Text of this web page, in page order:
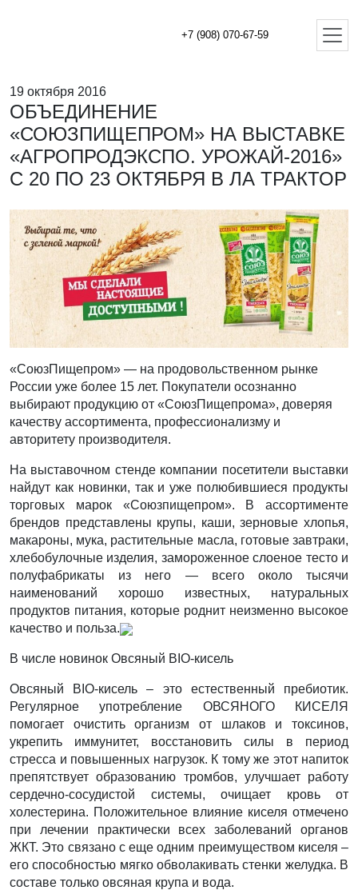
+7 (908) 070-67-59
19 октября 2016
ОБЪЕДИНЕНИЕ
«СОЮЗПИЩЕПРОМ» НА ВЫСТАВКЕ
«АГРОПРОДЭКСПО. УРОЖАЙ-2016»
С 20 ПО 23 ОКТЯБРЯ В ЛА ТРАКТОР
«СоюзПищепром» — на продовольственном рынке
России уже более 15 лет. Покупатели осознанно
выбирают продукцию от «СоюзПищепрома», доверяя
качеству ассортимента, профессионализму и
авторитету производителя.
На выставочном стенде компании посетители выставки
найдут как новинки, так и уже полюбившиеся продукты
торговых марок «Союзпищепром». В ассортименте
брендов представлены крупы, каши, зерновые хлопья,
макароны, мука, растительные масла, готовые завтраки,
хлебобулочные изделия, замороженное слоеное тесто и
полуфабрикаты из него — всего около тысячи
наименований хорошо известных, натуральных
продуктов питания, которые роднит неизменно высокое
качество и польза.
В числе новинок Овсяный BIO-кисель
Овсяный BIO-кисель – это естественный пребиотик.
Регулярное употребление ОВСЯНОГО КИСЕЛЯ
помогает очистить организм от шлаков и токсинов,
укрепить иммунитет, восстановить силы в период
стресса и повышенных нагрузок. К тому же этот напиток
препятствует образованию тромбов, улучшает работу
сердечно-сосудистой системы, очищает кровь от
холестерина. Положительное влияние киселя отмечено
при лечении практически всех заболеваний органов
ЖКТ. Это связано с еще одним преимуществом киселя –
его способностью мягко обволакивать стенки желудка. В
составе только овсяная крупа и вода.